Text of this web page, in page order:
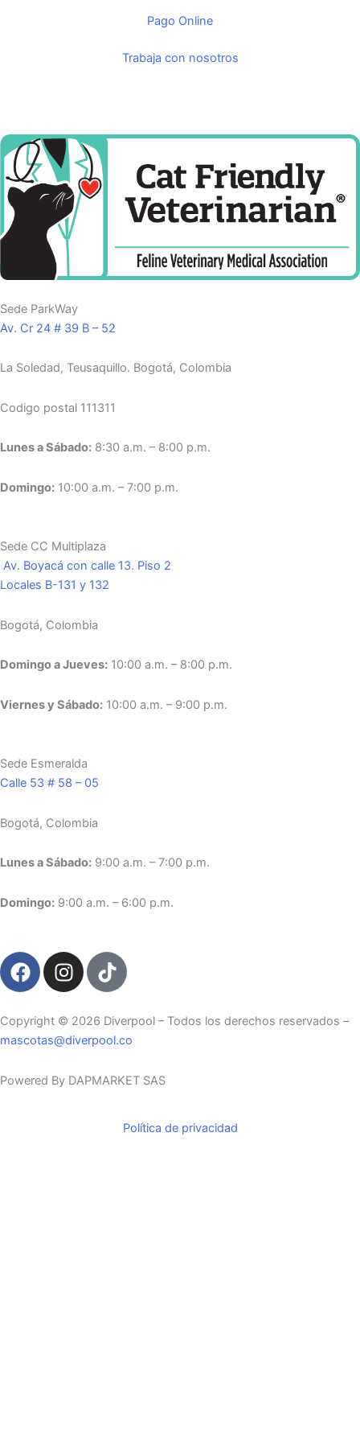
Pago Online
Trabaja con nosotros
Sede ParkWay
Av. Cr 24 # 39 B – 52
La Soledad, Teusaquillo. Bogotá, Colombia
Codigo postal 111311
Lunes a Sábado: 8:30 a.m. – 8:00 p.m.
Domingo: 10:00 a.m. – 7:00 p.m.
Sede CC Multiplaza
Av. Boyacá con calle 13. Piso 2
Locales B-131 y 132
Bogotá, Colombia
Domingo a Jueves: 10:00 a.m. – 8:00 p.m.
Viernes y Sábado: 10:00 a.m. – 9:00 p.m.
Sede Esmeralda
Calle 53 # 58 – 05
Bogotá, Colombia
Lunes a Sábado: 9:00 a.m. – 7:00 p.m.
Domingo: 9:00 a.m. – 6:00 p.m.
F
a
e
b
o
I
n
t
a
r
T
i
t
o
Copyright ©️ 2026 Diverpool – Todos los derechos reservados –
mascotas@diverpool.co
Powered By DAPMARKET SAS
Política de privacidad